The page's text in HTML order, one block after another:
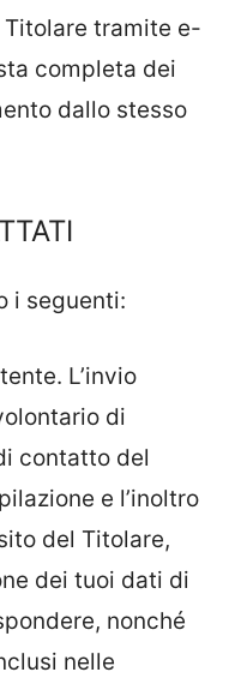
tramite e-
completa dei
dallo stesso
i seguenti:
L’invio
di
contatto del
e l’inoltro
del Titolare,
dei tuoi dati di
nonché
nelle